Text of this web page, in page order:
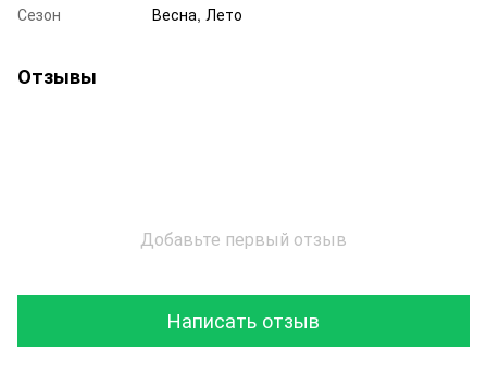
Сезон
Весна, Лето
Отзывы
Добавьте первый отзыв
Написать отзыв